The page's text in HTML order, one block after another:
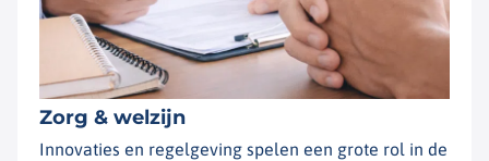
Zorg & welzijn
Innovaties en regelgeving spelen een grote rol in de